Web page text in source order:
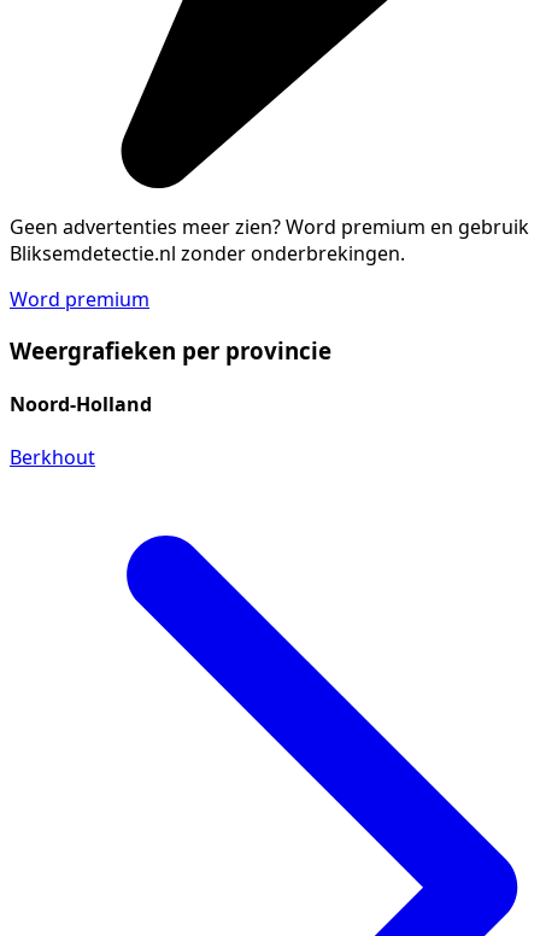
Geen advertenties meer zien?Word premium en gebruik
Bliksemdetectie.nl zonder onderbrekingen.
Word premium
Weergrafieken per provincie
Noord-Holland
Berkhout